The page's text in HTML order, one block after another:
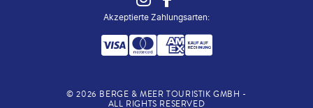
Akzeptierte Zahlungsarten:
©2026 BERGE & MEER TOURISTIK GMBH -
ALL RIGHTS RESERVED